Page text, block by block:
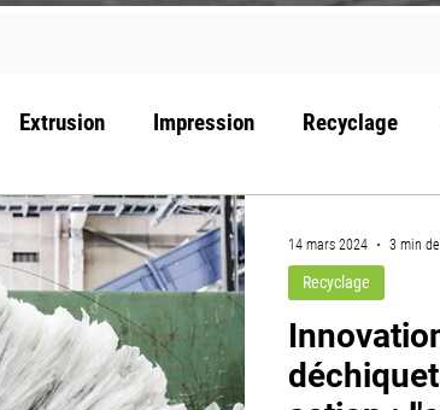
Extrusion Impression Recyclage
Recyclage
14 mars 2024 3 min